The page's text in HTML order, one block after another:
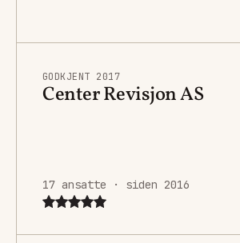
GODKJENT 2017
Center Revisjon AS
17 ansatte · siden 2016